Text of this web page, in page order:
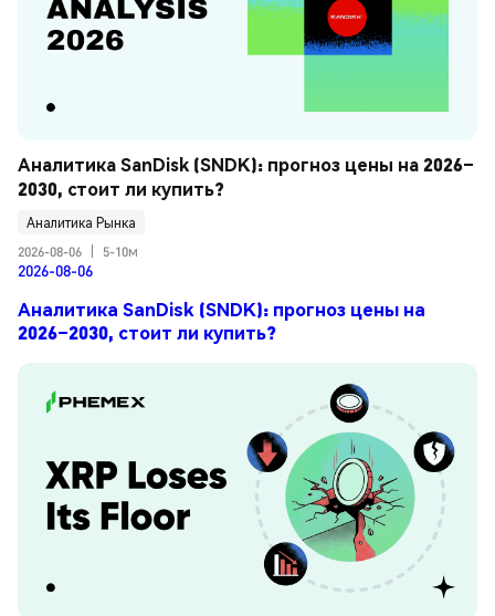
Аналитика SanDisk (SNDK): прогноз цены на 2026–
2030, стоит ли купить?
Аналитика Рынка
2026-08-06
5-10м
2026-08-06
Аналитика SanDisk (SNDK): прогноз цены на
2026–2030, стоит ли купить?